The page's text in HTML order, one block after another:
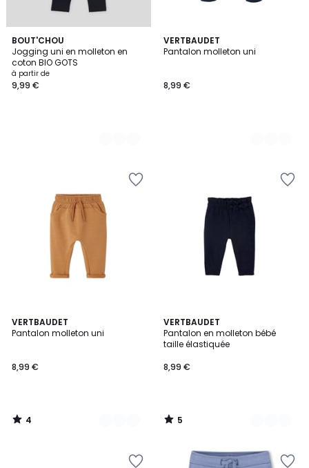
BOUT'CHOU
Jogging uni en molleton en
coton BIO GOTS
à partir de
9,99 €
5
Couleurs
VERTBAUDET
Pantalon molleton uni
8,99 €
3
Couleurs
VERTBAUDET
Pantalon molleton uni
8,99 €
4
/
2
Couleurs
4
/
VERTBAUDET
Pantalon en molleton bébé
taille élastiquée
8,99 €
5
/
5
2
Couleurs
5
/